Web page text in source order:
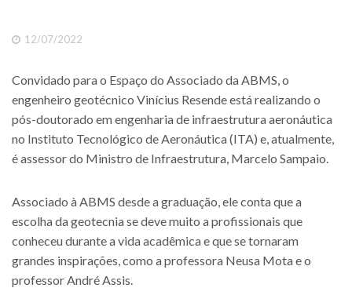
12/07/2022
Convidado para o Espaço do Associado da ABMS, o
engenheiro geotécnico Vinícius Resende está realizando o
pós-doutorado em engenharia de infraestrutura aeronáutica
no Instituto Tecnológico de Aeronáutica (ITA) e, atualmente,
é assessor do Ministro de Infraestrutura, Marcelo Sampaio.
Associado à ABMS desde a graduação, ele conta que a
escolha da geotecnia se deve muito a profissionais que
conheceu durante a vida acadêmica e que se tornaram
grandes inspirações, como a professora Neusa Mota e o
professor André Assis.